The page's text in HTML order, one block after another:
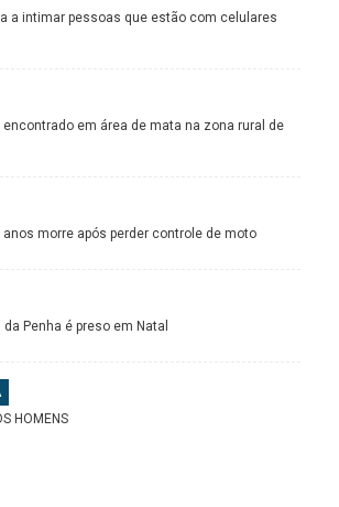
a intimar pessoas que estão com celulares
encontrado em área de mata na zona rural de
morre após perder controle de moto
Penha é preso em Natal
HOMENS